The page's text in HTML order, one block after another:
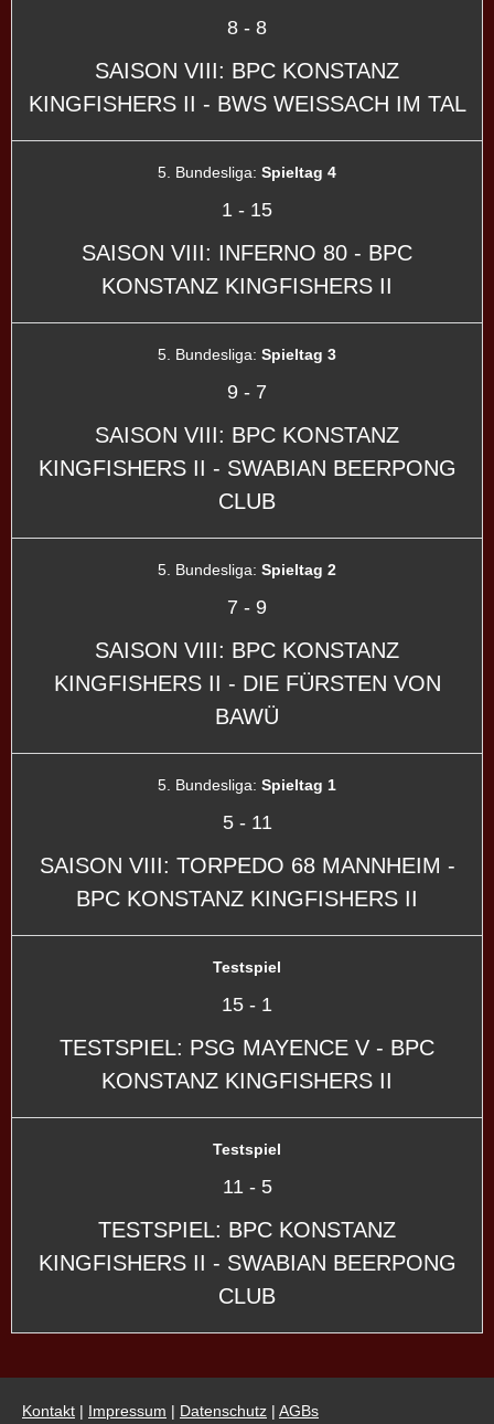
8 - 8
SAISON VIII: BPC KONSTANZ
KINGFISHERS II - BWS WEISSACH IM TAL
5. Bundesliga: Spieltag 4
1 - 15
SAISON VIII: INFERNO 80 - BPC
KONSTANZ KINGFISHERS II
5. Bundesliga: Spieltag 3
9 - 7
SAISON VIII: BPC KONSTANZ
KINGFISHERS II - SWABIAN BEERPONG
CLUB
5. Bundesliga: Spieltag 2
7 - 9
SAISON VIII: BPC KONSTANZ
KINGFISHERS II - DIE FÜRSTEN VON
BAWÜ
5. Bundesliga: Spieltag 1
5- 11
SAISON VIII: TORPEDO 68 MANNHEIM -
BPC KONSTANZ KINGFISHERS II
Testspiel
15 - 1
TESTSPIEL: PSG MAYENCE V - BPC
KONSTANZ KINGFISHERS II
Testspiel
11 - 5
TESTSPIEL: BPC KONSTANZ
KINGFISHERS II - SWABIAN BEERPONG
CLUB
Kontakt | Impressum | Datenschutz | AGBs